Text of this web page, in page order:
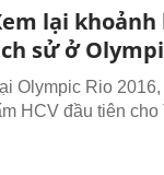
lại khoảnh
sử ở
Olympic Rio
HCV đầu tiên